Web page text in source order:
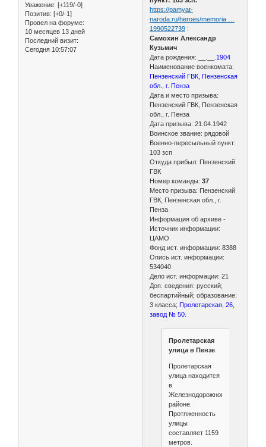
Уважение: [+119/-0]
Позитив: [+0/-1]
Провел на форуме:
10 месяцев 13 дней
Последний визит:
Сегодня 10:57:07
https://pamyat-
naroda.ru/heroes/memoria …
1990522739 :
Самохин Александр
Кузьмич
Дата рождения: __.__. 1904
Наименование военкомата:
Пензенский ГВК, Пензенская
обл., г. Пенза
Дата и место призыва:
Пензенский ГВК, Пензенская
обл., г. Пенза
Дата призыва: 21.04.1942
Воинское звание: рядовой
Военно-пересыльный пункт:
103 зсп
Откуда прибыл: Пензенский
ГВК
Номер команды:37
Место призыва: Пензенский
ГВК, Пензенская обл., г.
Пенза
Информация об архиве -
Источник информации:
ЦАМО
Фонд ист. информации: 8388
Опись ист. информации:
534040
Дело ист. информации: 21
Доп. сведения: русский;
беспартийный; образование:
3 класса; Пролетарская, 26,
завод № 50
Пролетарская
улица в Пензе
Пролетарская
улица находится
в
Железнодорожном
районе.
Протяженность
улицы
составляет 1159
метров.